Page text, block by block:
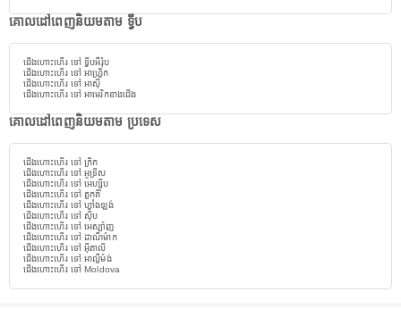
គោលដៅពេញនិយមតាម ទ្វីប
ជើងហោះហើរ ទៅ ទ្វីបអឺរ៉ុប
ជើងហោះហើរ ទៅ អាហ្វ្រិក
ជើងហោះហើរ ទៅ អាស៊ី
ជើងហោះហើរ ទៅ អាមេរិកខាងជើង
គោលដៅពេញនិយមតាម ប្រទេស
ជើងហោះហើរ ទៅ ក្រិក
ជើងហោះហើរ ទៅ អូទ្រីស
ជើងហោះហើរ ទៅ អេហ្ស៊ីប
ជើងហោះហើរ ទៅ តួកគី
ជើងហោះហើរ ទៅ ហ្វាំងឡង់
ជើងហោះហើរ ទៅ ស៊ីប
ជើងហោះហើរ ទៅ អេស្ប៉ាញ
ជើងហោះហើរ ទៅ ដាណឺម៉ាក
ជើងហោះហើរ ទៅ អ៊ីតាលី
ជើងហោះហើរ ទៅ អាល្លឺម៉ង់
ជើងហោះហើរ ទៅ Moldova